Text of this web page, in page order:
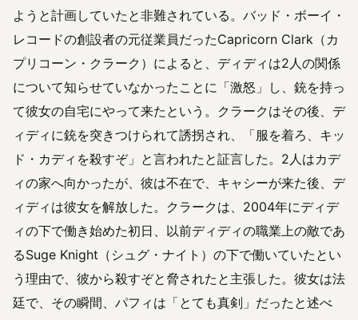
ようと計画していたと非難されている。バッド・ボーイ・
レコードの創設者の元従業員だったCapricorn Clark（カ
プリコーン・クラーク）によると、ディディは2人の関係
について知らせていなかったことに「激怒」し、銃を持っ
て彼女の自宅にやって来たという。クラークはその後、デ
ィディに銃を突きつけられて誘拐され、「服を着ろ、キッ
ド・カディを殺すぞ」と言われたと証言した。2人はカデ
ィの家へ向かったが、彼は不在で、キャシーが来た後、デ
ィディは彼女を解放した。クラークは、2004年にディデ
ィの下で働き始めた初日、以前ディディの職業上の敵であ
るSuge Knight（シュグ・ナイト）の下で働いていたとい
う理由で、彼から殺すぞと脅されたと主張した。彼女は法
廷で、その瞬間、パフィは「とても真剣」だったと述べ